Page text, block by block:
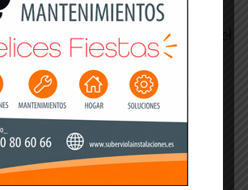
no les impida disfrutar
derechos y puedan alcanzar el
-- Publicidad --